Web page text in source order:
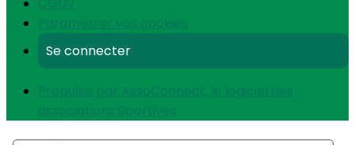
Paramétrer vos cookies
Se connecter
Propulsé par AssoConnect, le logiciel des
associations Sportives